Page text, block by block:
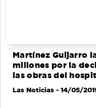
Martínez Guijarro
millones por la
las obras del
Las Noticias - 14/05/